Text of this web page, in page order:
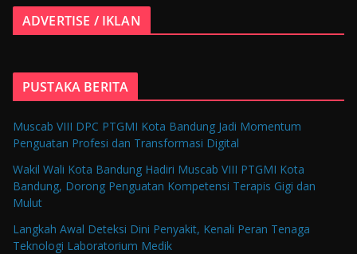
ADVERTISE / IKLAN
PUSTAKA BERITA
Muscab VIII DPC PTGMI Kota Bandung Jadi Momentum
Penguatan Profesi dan Transformasi Digital
Wakil Wali Kota Bandung Hadiri Muscab VIII PTGMI Kota
Bandung, Dorong Penguatan Kompetensi Terapis Gigi dan
Mulut
Langkah Awal Deteksi Dini Penyakit, Kenali Peran Tenaga
Teknologi Laboratorium Medik